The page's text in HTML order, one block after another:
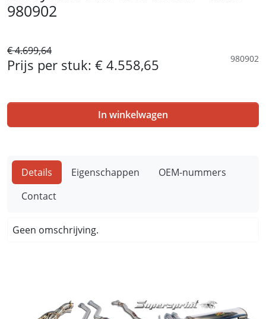
980902
€ 4.699,64
Prijs per stuk: € 4.558,65 980902
In winkelwagen
Details Eigenschappen
OEM-nummers
Contact
Geen omschrijving.